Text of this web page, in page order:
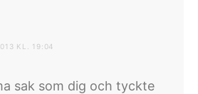
KL. 19:04
sak som dig och tyckte